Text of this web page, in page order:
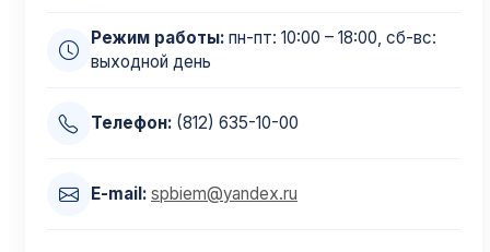
Режим работы: пн-пт: 10:00 – 18:00, сб-вс:
выходной день
Телефон: (812) 635-10-00
E-mail: spbiem@yandex.ru